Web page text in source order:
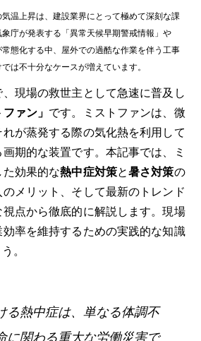
温上昇は、建設業界にとって極めて深刻な課
庁が発表する「異常天候早期警戒情報」や
常態化する中、屋外での過酷な作業を伴う工事
は不十分なケースが増えています。
現場の救世主として急速に普及し
ファン」 です。ミストファンは、微
が蒸発する際の気化熱を利用して
期的な装置です。本記事では、ミ
た効果的な熱中症対策と暑さ対策の
メリット、そして最新のトレンド
点から徹底的に解説します。現場
率を維持するための実践的な知識
。
る熱中症は、単なる体調不
に関わる重大な労働災害で